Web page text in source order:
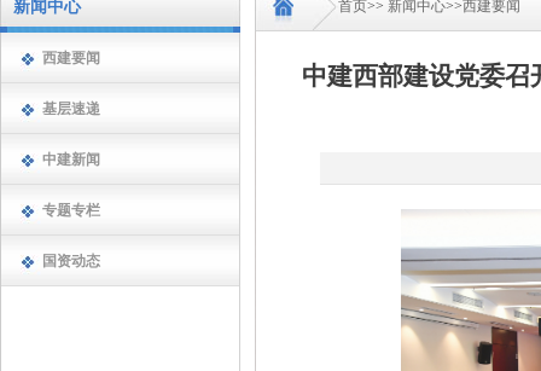
新闻中心
西建要闻
基层速递
中建新闻
专题专栏
国资动态
首页>> 新闻中心>>西建要闻
中建西部建设党委